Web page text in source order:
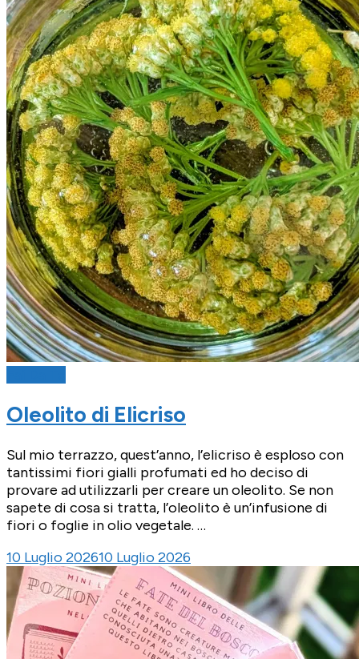
Oleolito di Elicriso
Sul mio terrazzo, quest’anno, l’elicriso è esploso con
tantissimi fiori gialli profumati ed ho deciso di
provare ad utilizzarli per creare un oleolito. Se non
sapete di cosa si tratta, l’oleolito è un’infusione di
fiori o foglie in olio vegetale. …
10 Luglio 202610 Luglio 2026